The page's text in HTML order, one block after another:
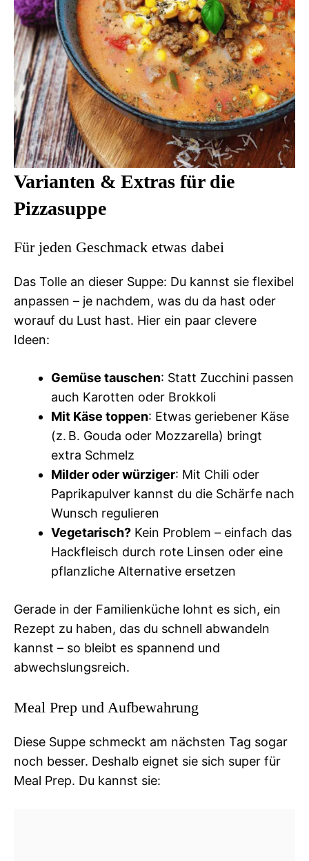
Varianten & Extras für die
Pizzasuppe
Für jeden Geschmack etwas dabei
Das Tolle an dieser Suppe: Du kannst sie flexibel
anpassen – je nachdem, was du da hast oder
worauf du Lust hast. Hier ein paar clevere
Ideen:
Gemüse tauschen: Statt Zucchini passen
auch Karotten oder Brokkoli
Mit Käse toppen: Etwas geriebener Käse
(z. B. Gouda oder Mozzarella) bringt
extra Schmelz
Milder oder würziger: Mit Chili oder
Paprikapulver kannst du die Schärfe nach
Wunsch regulieren
Vegetarisch? Kein Problem – einfach das
Hackfleisch durch rote Linsen oder eine
pflanzliche Alternative ersetzen
Gerade in der Familienküche lohnt es sich, ein
Rezept zu haben, das du schnell abwandeln
kannst – so bleibt es spannend und
abwechslungsreich.
Meal Prep und Aufbewahrung
Diese Suppe schmeckt am nächsten Tag sogar
noch besser. Deshalb eignet sie sich super für
Meal Prep. Du kannst sie: